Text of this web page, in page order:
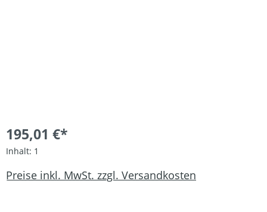
195,01 €*
Inhalt: 1
Preise inkl. MwSt. zzgl. Versandkosten